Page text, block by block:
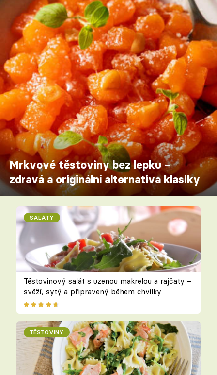
Mrkvové těstoviny bez lepku –
zdravá a originální alternativa klasiky
SALÁTY
Těstovinový salát s uzenou makrelou a rajčaty –
svěží, sytý a připravený během chvilky
TĚSTOVINY